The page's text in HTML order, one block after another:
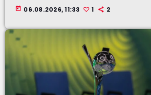
today 06.08.2026, 11:33 1 2